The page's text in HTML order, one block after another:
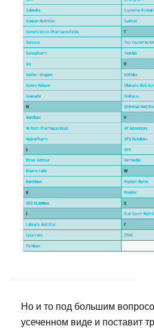
Но и то под большим
усеченном виде и поставит